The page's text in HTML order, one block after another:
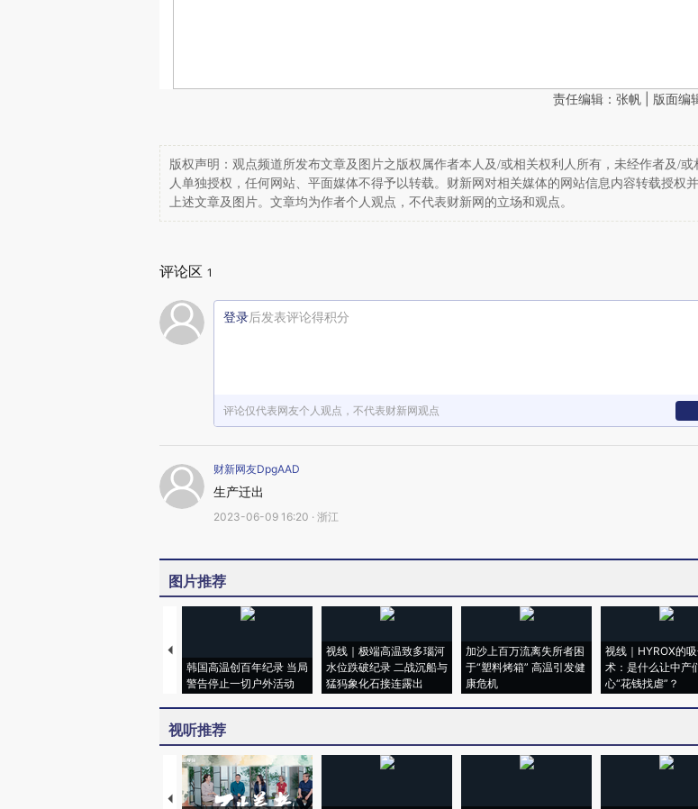
责任编辑：张帆 | 版面编
版权声明：观点频道所发布文章及图片之版权属作者本人及/或相关权利人所有，未经作者及/或
人单独授权，任何网站、平面媒体不得予以转载。财新网对相关媒体的网站信息内容转载授权
上述文章及图片。文章均为作者个人观点，不代表财新网的立场和观点。
评论区 1
登录后发表评论得积分
评论仅代表网友个人观点，不代表财新网观点
财新网友DpgAAD
生产迁出
2023-06-09 16:20 · 浙江
图片推荐
韩国高温创百年纪录 当局
警告停止一切户外活动
视线｜极端高温致多瑙河
水位跌破纪录 二战沉船与
猛犸象化石接连露出
加沙上百万流离失所者困
于“塑料烤箱” 高温引发健
康危机
视线｜HYROX的
术：是什么让中产
心“花钱找虐”？
视听推荐